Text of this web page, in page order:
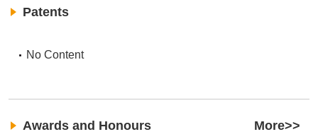
Patents
No Content
Awards and Honours More>>